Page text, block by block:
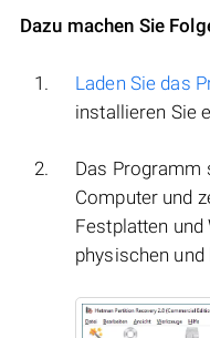
Dazu machen Sie
Laden Sie das
installieren Sie
Das Programm
Computer und
Festplatten
physischen